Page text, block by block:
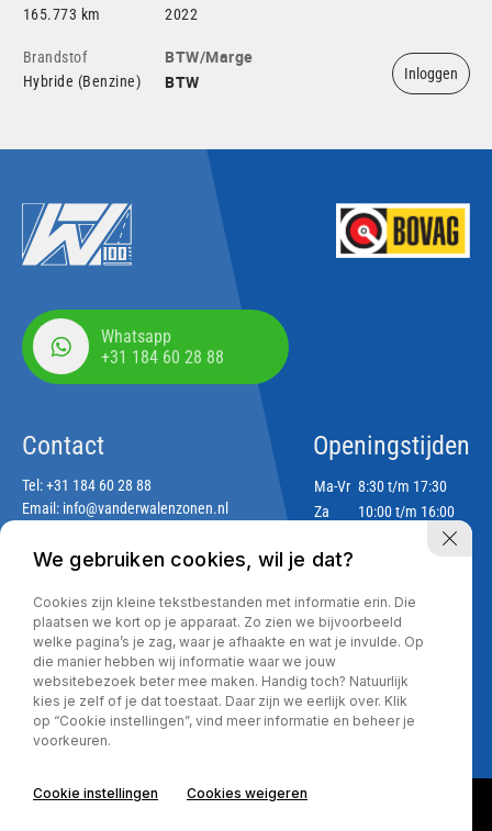
165.773 km
2022
Brandstof
Hybride (Benzine)
BTW/Marge
BTW
Inloggen
Whatsapp
+31 184 60 28 88
Contact
Tel:+31 184 60 28 88
Email: info@vanderwalenzonen.nl
Adres
Lekdijk 188
2967 GJ Langerak
Openingstijden
Ma-Vr 8:30 t/m 17:30
Za
10:00 t/m 16:00
Privacy policy
We gebruiken cookies, wil je dat?
Cookies zijn kleine tekstbestanden met informatie erin. Die
plaatsen we kort op je apparaat. Zo zien we bijvoorbeeld
welke pagina’s je zag, waar je afhaakte en wat je invulde. Op
die manier hebben wij informatie waar we jouw
websitebezoek beter mee maken. Handig toch? Natuurlijk
kies je zelf of je dat toestaat. Daar zijn we eerlijk over. Klik
op “Cookie instellingen”, vind meer informatie en beheer je
voorkeuren.
Cookie instellingen Cookies weigeren